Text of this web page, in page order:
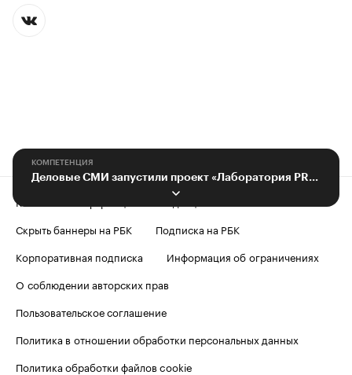
КОМПЕТЕНЦИЯ
Контактная информация
Редакция
Скрыть баннеры на РБК
Подписка на РБК
Корпоративная подписка
Информация об ограничениях
О соблюдении авторских прав
Пользовательское соглашение
Политика в отношении обработки персональных данных
Политика обработки файлов cookie